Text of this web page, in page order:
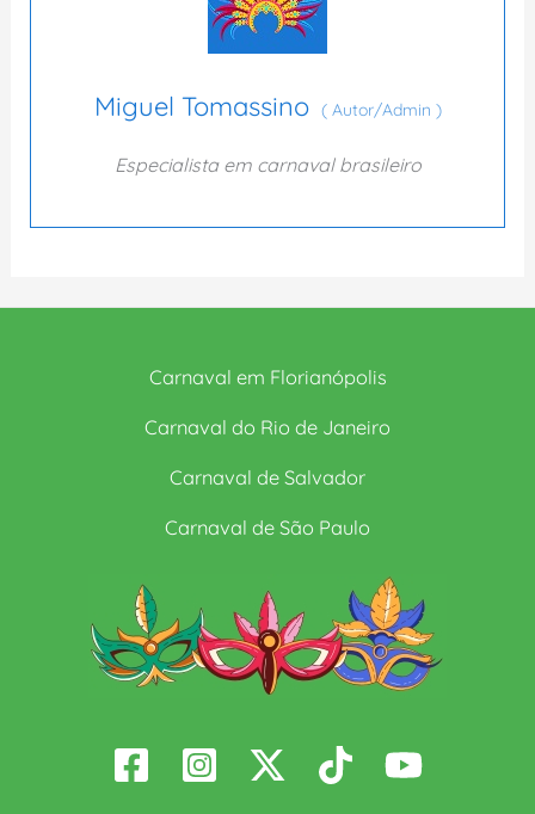
Miguel Tomassino (Autor/Admin )
Especialista em carnaval brasileiro
Carnaval em Florianópolis
Carnaval do Rio de Janeiro
Carnaval de Salvador
Carnaval de São Paulo